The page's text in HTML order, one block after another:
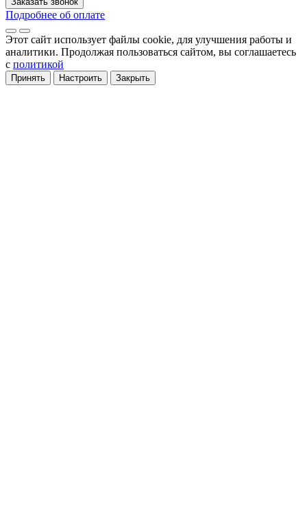
Подробнее об оплате
Этот сайт использует файлы cookie, для улучшения работы и
аналитики. Продолжая пользоваться сайтом, вы соглашаетесь
с политикой
Принять Настроить Закрыть